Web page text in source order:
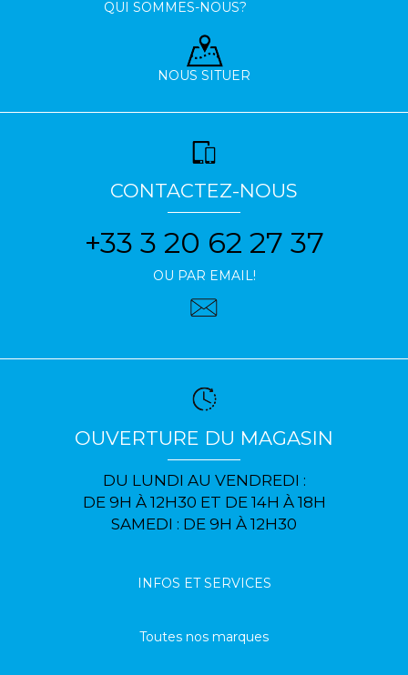
QUI SOMMES-NOUS?
NOUS SITUER
CONTACTEZ-NOUS
+33 3 20 62 27 37
OU PAR EMAIL!
OUVERTURE DU MAGASIN
DU LUNDI AU VENDREDI :
DE 9H À 12H30 ET DE 14H À 18H
SAMEDI : DE 9H À 12H30
INFOS ET SERVICES
Toutes nos marques